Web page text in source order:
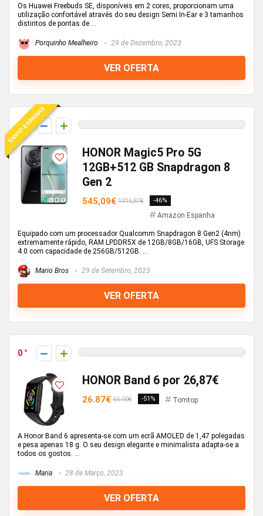
Os Huawei Freebuds SE, disponíveis em 2 cores, proporcionam uma
utilização confortável através do seu design Semi In-Ear e 3 tamanhos
distintos de pontas de ...
Porquinho Mealheiro 29 de Dezembro, 2023
VER OFERTA
ENVIO ESPANHA
0
HONOR Magic5 Pro 5G
12GB+512 GB Snapdragon 8
Gen 2
545,09€ 1016,87€ -46%
Amazon Espanha
Equipado com um processador Qualcomm Snapdragon 8 Gen2 (4nm)
extremamente rápido, RAM LPDDR5X de 12GB/8GB/16GB, UFS Storage
4.0 com capacidade de 256GB/512GB. ...
Mario Bros 29 de Setembro, 2023
VER OFERTA
0
HONOR Band 6 por 26,87€
26.87€ 55.00€ -51% Tomtop
A Honor Band 6 apresenta-se com um ecrã AMOLED de 1,47 polegadas
e pesa apenas 18 g. O seu design elegante e minimalista adapta-se a
todos os gostos. ...
Maria 28 de Março, 2023
VER OFERTA